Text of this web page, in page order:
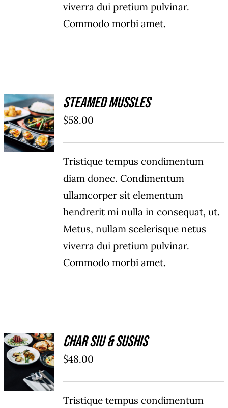
viverra dui pretium pulvinar.
Commodo morbi amet.
ADD TO
CART
/
DÉTAILS
Steamed Mussles
$58.00
Tristique tempus condimentum
diam donec. Condimentum
ullamcorper sit elementum
hendrerit mi nulla in consequat, ut.
Metus, nullam scelerisque netus
viverra dui pretium pulvinar.
Commodo morbi amet.
ADD TO
CART
/
DÉTAILS
Char Siu & Sushis
$48.00
Tristique tempus condimentum